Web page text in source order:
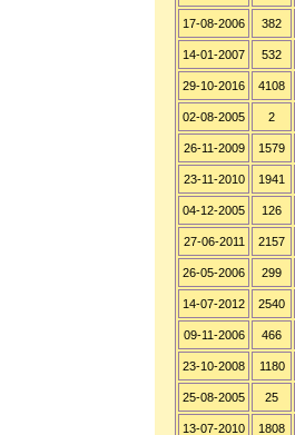
17-08-2006 382
14-01-2007 532
29-10-2016 4108
02-08-2005 2
26-11-2009 1579
23-11-2010 1941
04-12-2005 126
27-06-2011 2157
26-05-2006 299
14-07-2012 2540
09-11-2006 466
23-10-2008 1180
25-08-2005 25
13-07-2010 1808